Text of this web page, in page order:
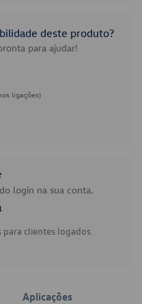
deste produto?
para ajudar!
ligações)
login na sua conta.
clientes logados.
Aplicações